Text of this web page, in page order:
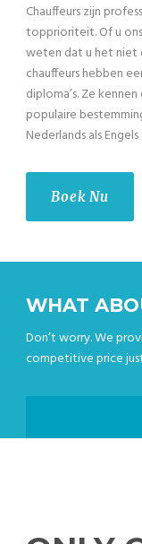
Chauffeurs zijn
topprioriteit. Of u
weten dat u het niet
chauffeurs hebben
diploma’s. Ze
populaire
Nederlands als
Boek Nu
WHAT
Don’t worry. We
competitive price